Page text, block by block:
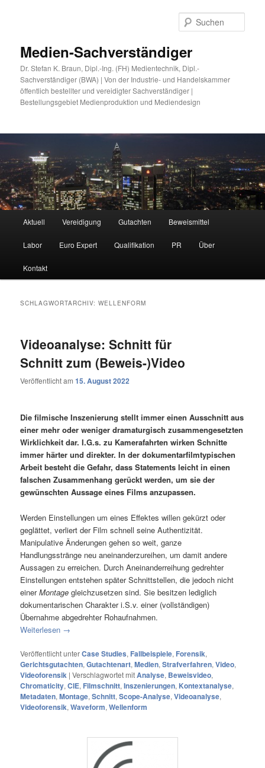
Medien-Sachverständiger
Dr. Stefan K. Braun, Dipl.-Ing. (FH) Medientechnik, Dipl.-
Sachverständiger (BWA) | Von der Industrie- und Handelskammer
öffentlich bestellter und vereidigter Sachverständiger |
Bestellungsgebiet Medienproduktion und Mediendesign
Aktuell Vereidigung Gutachten Beweismittel
Labor Euro Expert Qualifikation PR Über
Kontakt
SCHLAGWORTARCHIV:WELLENFORM
Videoanalyse: Schnitt für
Schnitt zum (Beweis-)Video
Veröffentlicht am15. August 2022
Die filmische Inszenierung stellt immer einen Ausschnitt aus
einer mehr oder weniger dramaturgisch zusammengesetzten
Wirklichkeit dar. I.G.s. zu Kamerafahrten wirken Schnitte
immer härter und direkter. In der dokumentarfilmtypischen
Arbeit besteht die Gefahr, dass Statements leicht in einen
falschen Zusammenhang gerückt werden, um sie der
gewünschten Aussage eines Films anzupassen.
Werden Einstellungen um eines Effektes willen gekürzt oder
geglättet, verliert der Film schnell seine Authentizität.
Manipulative Änderungen gehen so weit, ganze
Handlungsstränge neu aneinanderzureihen, um damit andere
Aussagen zu erreichen. Durch Aneinanderreihung gedrehter
Einstellungen entstehen später Schnittstellen, die jedoch nicht
einerMontage gleichzusetzen sind. Sie besitzen lediglich
dokumentarischen Charakter i.S.v. einer (vollständigen)
Übernahme abgedrehter Rohaufnahmen.
Weiterlesen →
Veröffentlicht unterCase Studies, Fallbeispiele, Forensik,
Gerichtsgutachten,Gutachtenart,Medien,Strafverfahren,Video,
Videoforensik |Verschlagwortet mitAnalyse, Beweisvideo,
Chromaticity,CIE, Filmschnitt,Inszenierungen, Kontextanalyse,
Metadaten,Montage,Schnitt,Scope-Analyse,Videoanalyse,
Videoforensik,Waveform,Wellenform